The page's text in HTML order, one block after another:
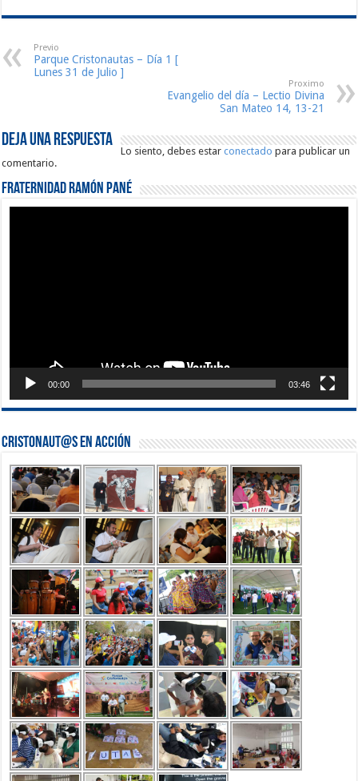
Previo
Parque Cristonautas – Día 1 [
Lunes 31 de Julio ]
Proximo
Evangelio del día – Lectio Divina
San Mateo 14, 13-21
Deja una respuesta
Lo siento, debes estarconectado para publicar un
comentario.
Fraternidad Ramón Pané
00:00 03:46
Cristonaut@s en Acción